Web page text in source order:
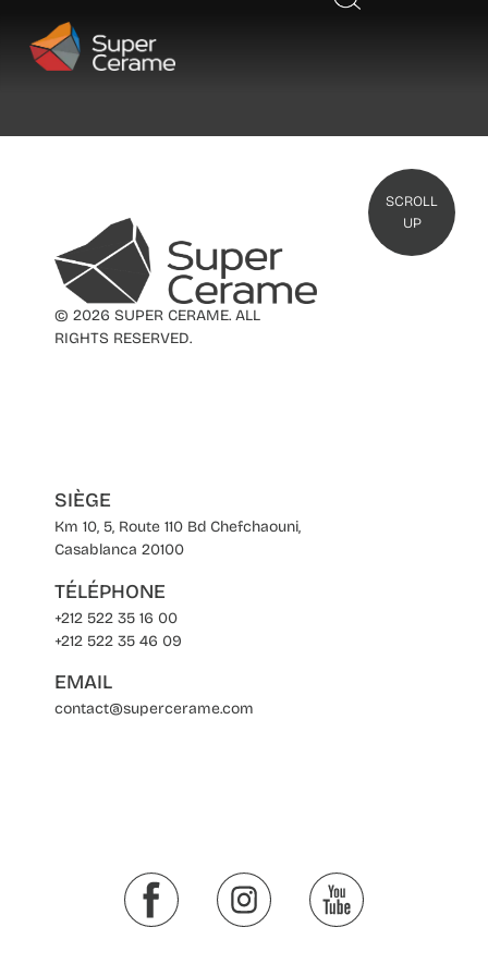
© 2026 SUPER CERAME. ALL
RIGHTS RESERVED.
SIÈGE
Km 10, 5, Route 110 Bd Chefchaouni,
Casablanca 20100
TÉLÉPHONE
+212 522 35 16 00
+212 522 35 46 09
EMAIL
contact@supercerame.com
SCROLL
UP